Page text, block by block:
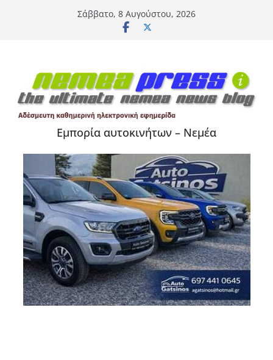
Σάββατο, 8 Αυγούστου, 2026
Εμπορία αυτοκινήτων – Νεμέα